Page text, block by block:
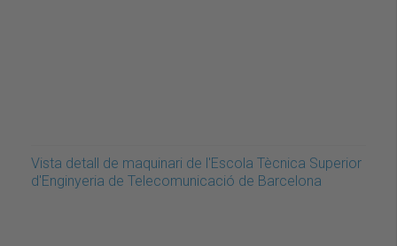
Vista detall de maquinari de l'Escola Tècnica Superior
d'Enginyeria de Telecomunicació de Barcelona